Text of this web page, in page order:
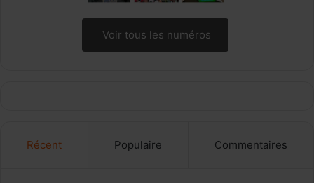
Voir tous les numéros
Récent Populaire Commentaires